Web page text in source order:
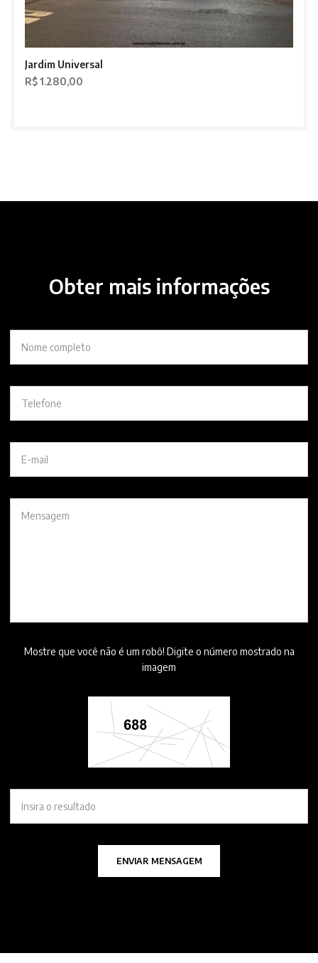
Jardim Universal
R$ 1.280,00
Obter mais informações
Mostre que você não é um robô! Digite o número mostrado na
imagem
ENVIAR MENSAGEM